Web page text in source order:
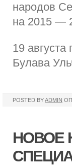
народов
на 2015 —
19
Булава
POSTED BYADMIN
НОВОЕ